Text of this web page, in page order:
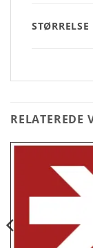
STØRRELSE
RELATEREDE